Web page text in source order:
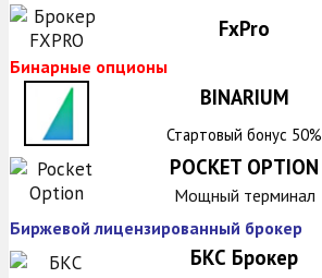
FxPro
Бинарные опционы
BINARIUM
Стартовый бонус 50%
POCKET OPTION
Мощный терминал
Биржевой лицензированный брокер
БКС Брокер